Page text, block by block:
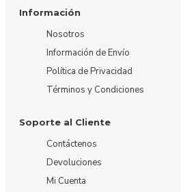
Información
Nosotros
Información de Envío
Política de Privacidad
Términos y Condiciones
Soporte al Cliente
Contáctenos
Devoluciones
Mi Cuenta